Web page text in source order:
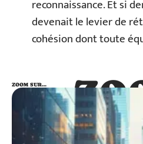
reconnaissance. Et si
devenait le levier de
cohésion dont toute
ZOOM SUR…